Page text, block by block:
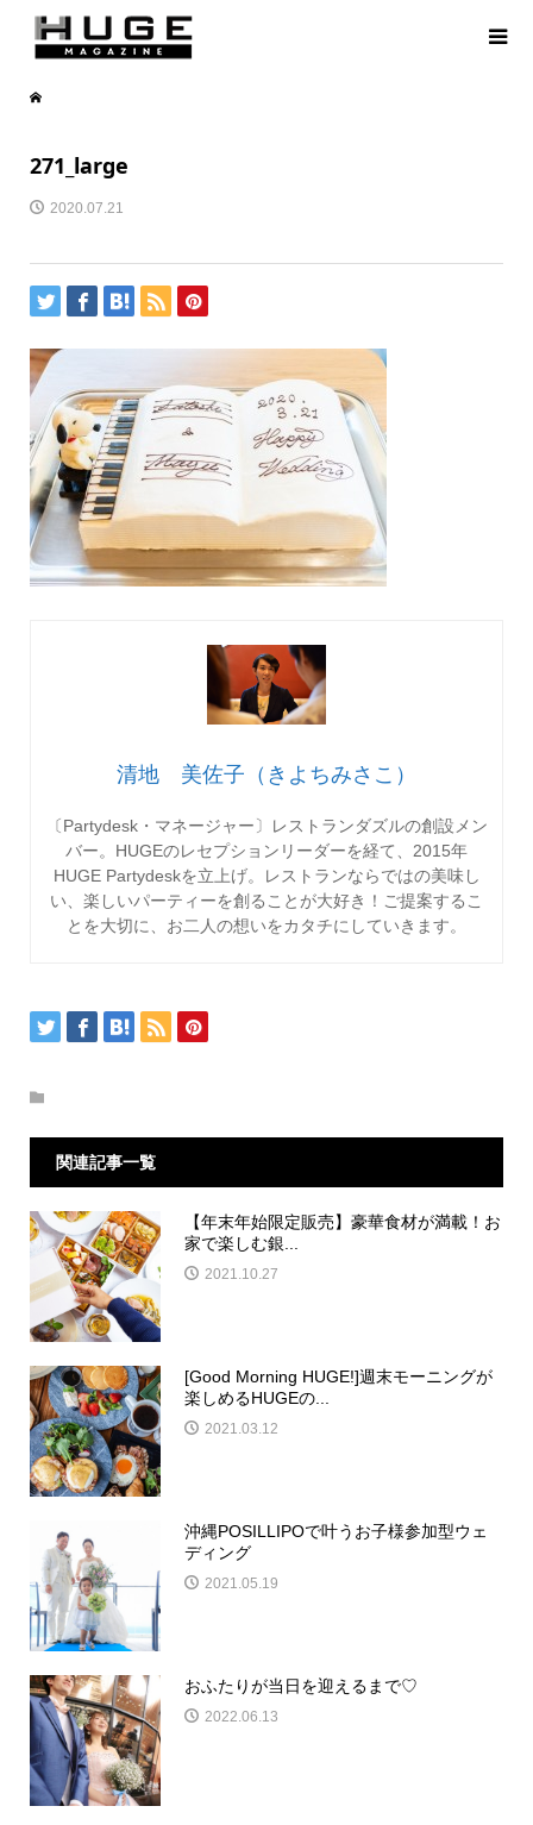
271_large
2020.07.21
清地 美佐子（きよちみさこ）
〔Partydesk・マネージャー〕レストランダズルの創設メン
バー。HUGEのレセプションリーダーを経て、2015年
HUGE Partydeskを立上げ。レストランならではの美味し
い、楽しいパーティーを創ることが大好き！ご提案するこ
とを大切に、お二人の想いをカタチにしていきます。
関連記事一覧
【年末年始限定販売】豪華食材が満載！お
家で楽しむ銀...
2021.10.27
[Good Morning HUGE!]週末モーニングが
楽しめるHUGEの...
2021.03.12
沖縄POSILLIPOで叶うお子様参加型ウェ
ディング
2021.05.19
おふたりが当日を迎えるまで♡
2022.06.13